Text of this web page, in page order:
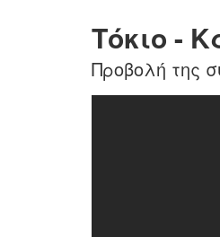
Τόκιο -
Προβολή της